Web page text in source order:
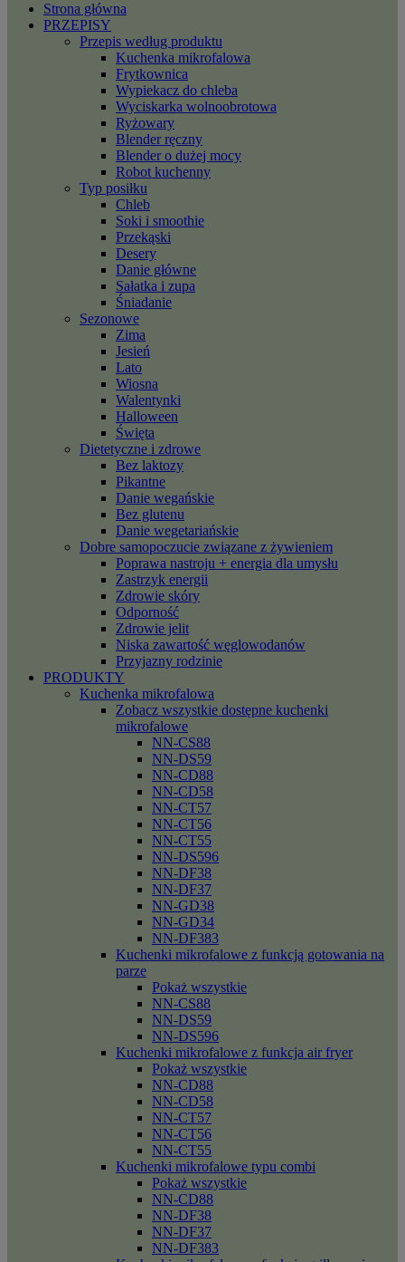
Strona główna
PRZEPISY
Przepis według produktu
Kuchenka mikrofalowa
Frytkownica
Wypiekacz do chleba
Wyciskarka wolnoobrotowa
Ryżowary
Blender ręczny
Blender o dużej mocy
Robot kuchenny
Typ posiłku
Chleb
Soki i smoothie
Przekąski
Desery
Danie główne
Sałatka i zupa
Śniadanie
Sezonowe
Zima
Jesień
Lato
Wiosna
Walentynki
Halloween
Święta
Dietetyczne i zdrowe
Bez laktozy
Pikantne
Danie wegańskie
Bez glutenu
Danie wegetariańskie
Dobre samopoczucie związane z żywieniem
Poprawa nastroju + energia dla umysłu
Zastrzyk energii
Zdrowie skóry
Odporność
Zdrowie jelit
Niska zawartość węglowodanów
Przyjazny rodzinie
PRODUKTY
Kuchenka mikrofalowa
Zobacz wszystkie dostępne kuchenki
mikrofalowe
NN-CS88
NN-DS59
NN-CD88
NN-CD58
NN-CT57
NN-CT56
NN-CT55
NN-DS596
NN-DF38
NN-DF37
NN-GD38
NN-GD34
NN-DF383
Kuchenki mikrofalowe z funkcją gotowania na
parze
Pokaż wszystkie
NN-CS88
NN-DS59
NN-DS596
Kuchenki mikrofalowe z funkcja air fryer
Pokaż wszystkie
NN-CD88
NN-CD58
NN-CT57
NN-CT56
NN-CT55
Kuchenki mikrofalowe typu combi
Pokaż wszystkie
NN-CD88
NN-DF38
NN-DF37
NN-DF383